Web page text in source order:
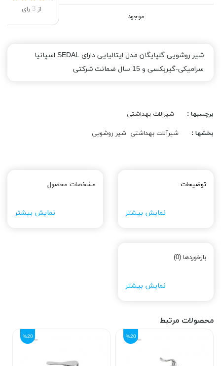
موجود
از 3 رای
شیر روشویی گلپایگان مدل ایتالیایی دارای SEDAL اسپانیا
سرامیکی-گیربکسی و 15 سال ضمانت شرکتی
برچسبها : شیرالات بهداشتی
بخشها : شیرآلات بهداشتی شیر روشویی
توضیحات
نمایش بیشتر
مشخصات محصول
نمایش بیشتر
بازخوردها (0)
نمایش بیشتر
محصولات مرتبط
%20
%20